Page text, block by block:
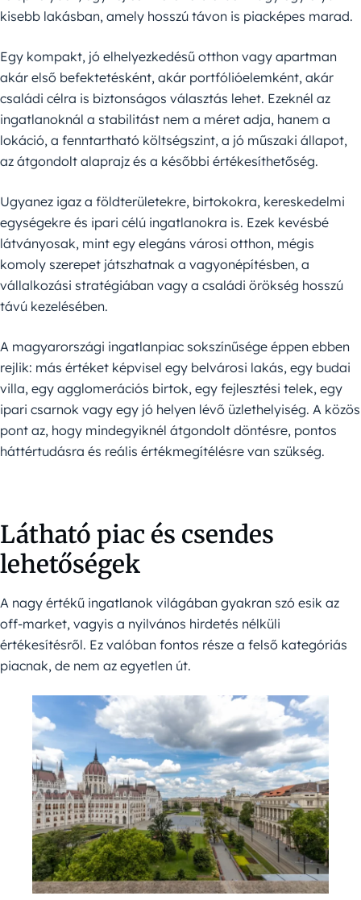
kisebb lakásban, amely hosszú távon is piacképes marad.
Egy kompakt, jó elhelyezkedésű otthon vagy apartman
akár első befektetésként, akár portfólióelemként, akár
családi célra is biztonságos választás lehet. Ezeknél az
ingatlanoknál a stabilitást nem a méret adja, hanem a
lokáció, a fenntartható költségszint, a jó műszaki állapot,
az átgondolt alaprajz és a későbbi értékesíthetőség.
Ugyanez igaz a földterületekre, birtokokra, kereskedelmi
egységekre és ipari célú ingatlanokra is. Ezek kevésbé
látványosak, mint egy elegáns városi otthon, mégis
komoly szerepet játszhatnak a vagyonépítésben, a
vállalkozási stratégiában vagy a családi örökség hosszú
távú kezelésében.
A magyarországi ingatlanpiac sokszínűsége éppen ebben
rejlik: más értéket képvisel egy belvárosi lakás, egy budai
villa, egy agglomerációs birtok, egy fejlesztési telek, egy
ipari csarnok vagy egy jó helyen lévő üzlethelyiség. A közös
pont az, hogy mindegyiknél átgondolt döntésre, pontos
háttértudásra és reális értékmegítélésre van szükség.
Látható piac és csendes
lehetőségek
A nagy értékű ingatlanok világában gyakran szó esik az
off-market, vagyis a nyilvános hirdetés nélküli
értékesítésről. Ez valóban fontos része a felső kategóriás
piacnak, de nem az egyetlen út.